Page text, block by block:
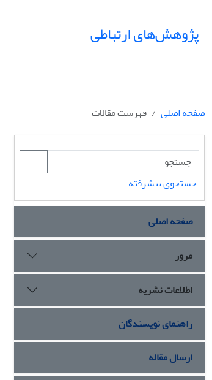
پژوهش‌های ارتباطی
صفحه اصلی
فهرست مقالات
جستجوی پیشرفته
صفحه اصلی
مرور
اطلاعات نشریه
راهنمای نویسندگان
ارسال مقاله